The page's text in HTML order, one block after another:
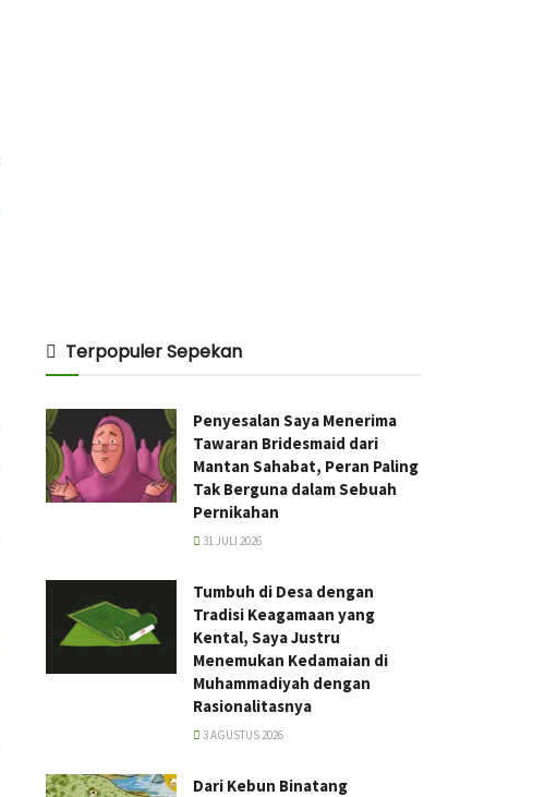
Terpopuler Sepekan
Penyesalan Saya Menerima
Tawaran Bridesmaid dari
Mantan Sahabat, Peran Paling
Tak Berguna dalam Sebuah
Pernikahan
31 JULI 2026
Tumbuh di Desa dengan
Tradisi Keagamaan yang
Kental, Saya Justru
Menemukan Kedamaian di
Muhammadiyah dengan
Rasionalitasnya
3 AGUSTUS 2026
Dari Kebun Binatang